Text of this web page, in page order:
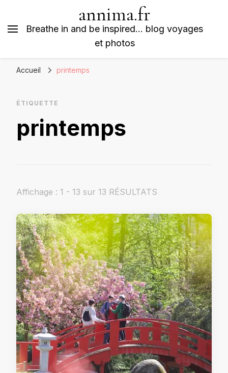
annima.fr
Breathe in and be inspired… blog voyages
et photos
Accueil printemps
ÉTIQUETTE
printemps
Affichage : 1 - 13 sur 13 RÉSULTATS